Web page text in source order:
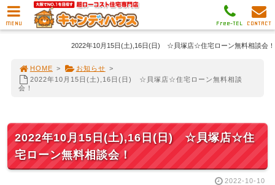
2022年10月15日(土),16日(日) ☆貝塚店☆住宅ローン無料相談会！
HOME > お知らせ >
2022年10月15日(土),16日(日) ☆貝塚店☆住宅ローン無料相談
会！
2022年10月15日(土),16日(日) ☆貝塚店☆住
宅ローン無料相談会！
2022-10-10
MENU CONTACT
Free-TEL